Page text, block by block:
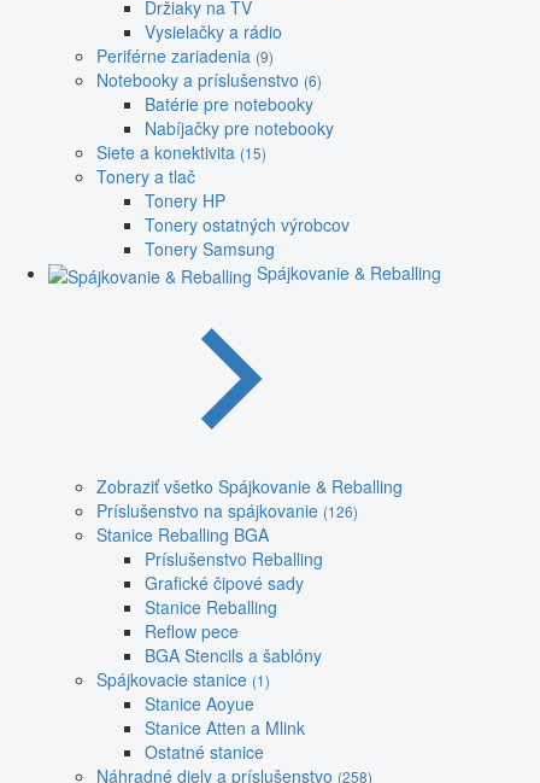
Držiaky na TV
Vysielačky a rádio
Periférne zariadenia (9)
Notebooky a príslušenstvo (6)
Batérie pre notebooky
Nabíjačky pre notebooky
Siete a konektivita (15)
Tonery a tlač
Tonery HP
Tonery ostatných výrobcov
Tonery Samsung
Spájkovanie & Reballing
Zobraziť všetko Spájkovanie & Reballing
Príslušenstvo na spájkovanie (126)
Stanice Reballing BGA
Príslušenstvo Reballing
Grafické čipové sady
Stanice Reballing
Reflow pece
BGA Stencils a šablóny
Spájkovacie stanice (1)
Stanice Aoyue
Stanice Atten a Mlink
Ostatné stanice
Náhradné diely a príslušenstvo (258)